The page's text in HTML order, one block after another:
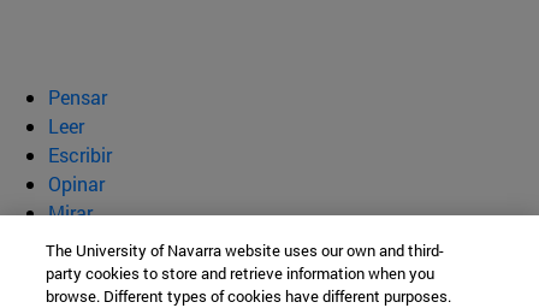
Pensar
Leer
Escribir
Opinar
Mirar
Quiénes somos
BeBrave
The University of Navarra website uses our own and third-
party cookies to store and retrieve information when you
browse. Different types of cookies have different purposes.